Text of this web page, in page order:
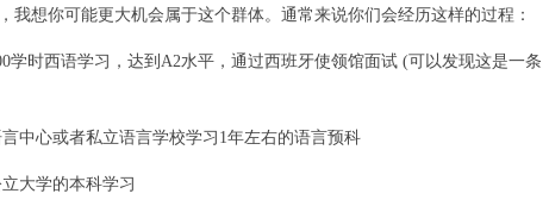
想你可能更大机会属于这个群体。通常来说你们会经历这样的过程：
西语学习，达到A2水平，通过西班牙使领馆面试 (可以发现这是一条
心或者私立语言学校学习1年左右的语言预科
学的本科学习